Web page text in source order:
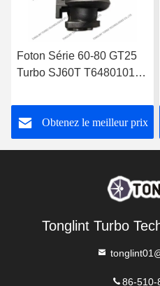
Foton Série 60-80 GT25
Turbo SJ60T T64801019
Turbocompresseur
Obtenez le meilleur prix
Tonglint Turbo
86-510-